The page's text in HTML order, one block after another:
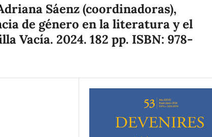
Sáenz (coordinadoras),
de género en la literatura y el
Vacía. 2024. 182 pp. ISBN: 978-